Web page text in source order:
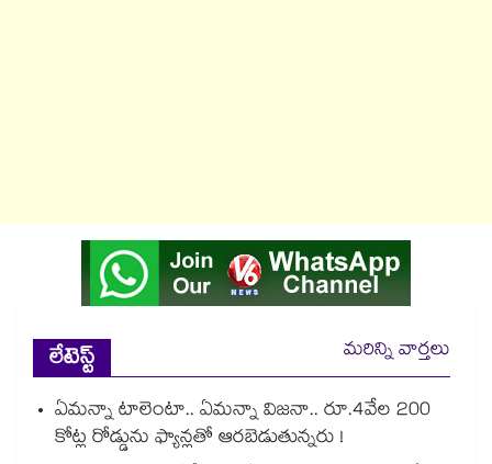
లేటెస్ట్
మరిన్ని వార్తలు
ఏమన్నా టాలెంటా.. ఏమన్నా విజనా.. రూ.4వేల 200
కోట్ల రోడ్డును ఫ్యాన్లతో ఆరబెడుతున్నరు !